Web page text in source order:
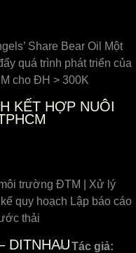
Share Bear Oil Một
quá trình phát triển của
cho ĐH > 300K
KẾT HỢP NUÔI
trường ĐTM | Xử lý
quy hoạch Lập báo cáo
thải
DITNHAUTác giả: